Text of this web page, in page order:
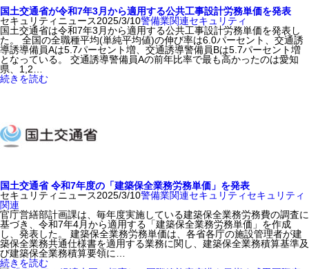
国土交通省が令和7年3月から適用する公共工事設計労務単価を発表
セキュリティニュース2025/3/10警備業関連セキュリティ
国土交通省は令和7年3月から適用する公共工事設計労務単価を発表し
た。 全国の全職種平均(単純平均値)の伸び率は6.0パーセント、交通誘
導誘導備員Aは5.7パーセント増、交通誘導警備員Bは5.7パーセント増
となっている。 交通誘導警備員Aの前年比率で最も高かったのは愛知
県、1,2…
続きを読む
国土交通省 令和7年度の「建築保全業務労務単価」を発表
セキュリティニュース2025/3/10警備業関連セキュリティ セキュリティ
関連
官庁営繕部計画課は、毎年度実施している建築保全業務労務費の調査に
基づき、令和7年4月から適用する「建築保全業務労務単価」を作成
し、発表した。 建築保全業務労務単価は、各省各庁の施設管理者が建
築保全業務共通仕様書を適用する業務に関し、建築保全業務積算基準及
び建築保全業務積算要領に…
続きを読む